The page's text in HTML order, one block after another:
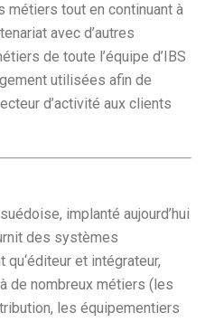
tout en continuant à
avec d’autres
de toute l’équipe d’IBS
utilisées afin de
d’activité aux clients
implanté aujourd’hui
des systèmes
et intégrateur,
de nombreux métiers (les
les équipementiers